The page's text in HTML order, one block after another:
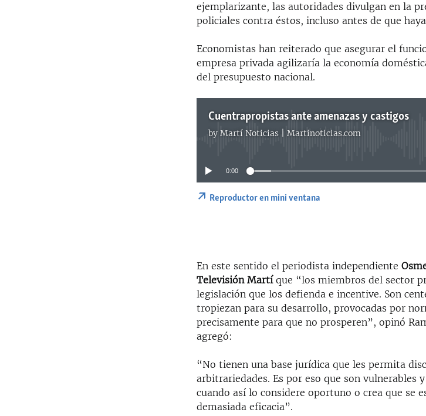
ejemplarizante, las autoridades divulgan en la
policiales contra éstos, incluso antes de que
Economistas han reiterado que asegurar el
empresa privada agilizaría la economía
del presupuesto nacional.
Cuentrapropistas ante amenazas y castigos
byMartí Noticias | Martinoticias.com
No media source
0:00
Reproductor en mini ventana
En este sentido el periodista independiente
Televisión Martíque “los miembros del sector
legislación que los defienda e incentive. Son
tropiezan para su desarrollo, provocadas por
precisamente para que no prosperen”, opinó
agregó:
“No tienen una base jurídica que les permita
arbitrariedades. Es por eso que son vulnerables
cuando así lo considere oportuno o crea que se
demasiada eficacia”.